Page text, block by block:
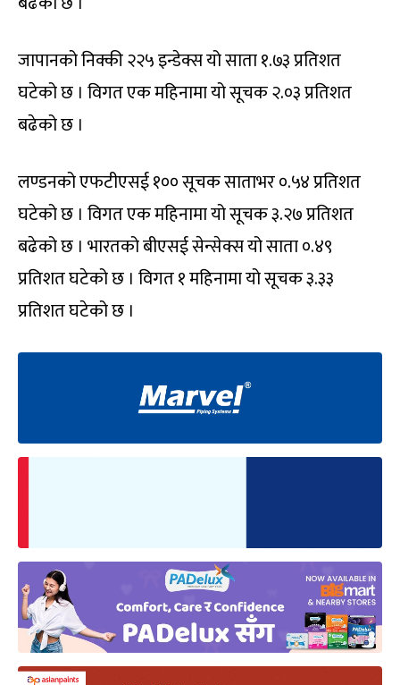
जापानको निक्की २२५ इन्डेक्स यो साता १.७३ प्रतिशत
घटेको छ । विगत एक महिनामा यो सूचक २.०३ प्रतिशत
बढेको छ ।
लण्डनको एफटीएसई १०० सूचक साताभर ०.५४ प्रतिशत
घटेको छ । विगत एक महिनामा यो सूचक ३.२७ प्रतिशत
बढेको छ । भारतको बीएसई सेन्सेक्स यो साता ०.४९
प्रतिशत घटेको छ । विगत १ महिनामा यो सूचक ३.३३
प्रतिशत घटेको छ ।